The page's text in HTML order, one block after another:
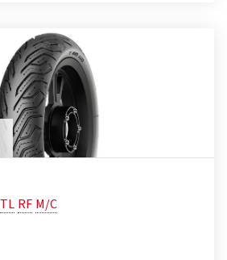
TL RF M/C